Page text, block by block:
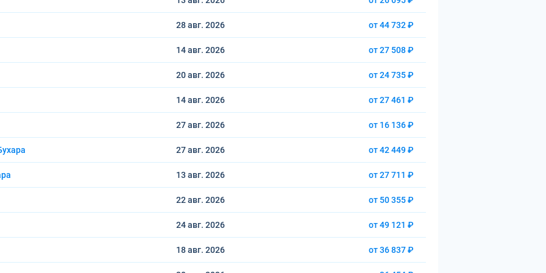
28 авг. 2026 от 44 732 ₽
14 авг. 2026 от 27 508 ₽
20 авг. 2026 от 24 735 ₽
14 авг. 2026 от 27 461 ₽
27 авг. 2026 от 16 136 ₽
27 авг. 2026 от 42 449 ₽
13 авг. 2026 от 27 711 ₽
22 авг. 2026 от 50 355 ₽
24 авг. 2026 от 49 121 ₽
18 авг. 2026 от 36 837 ₽